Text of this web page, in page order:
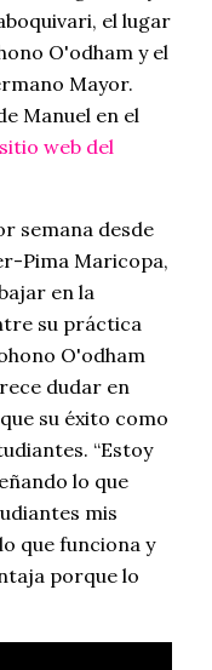
el lugar
O'odham y el
Mayor.
Manuel en el
sitio web del
semana desde
Pima Maricopa,
en la
su práctica
O'odham
dudar en
su éxito como
“Estoy
lo que
mis
que funciona y
porque lo